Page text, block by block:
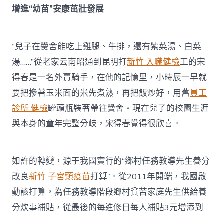
增進“幼苗”安康茁壯發展
“兒子在黌舍能吃上雞腿、牛排，還有紫菜湯、白菜
湯……”從老家云南昭通到昆明打新竹 入職健檢工的宋
得春是一名外賣騎手，在他的記憶里，小時辰一早就
要把摻著玉米面的米先煮熟，再把飯炒好，用舊員工
診所 健檢罐頭瓶裝著帶往黌舍。現在兒子的校園生涯
與本身的童年完整分歧，宋得春覺得很欣喜。
如許的轉變，源于我國實行的“鄉村任務教導先生養分
改良新竹 子宮頸疫苗打算”。從2011年開端，我國啟
動該打算，為任務教導階段鄉村貧苦家庭先生供給養
分炊事補貼，從最後的每進修日每人補貼3元增添到